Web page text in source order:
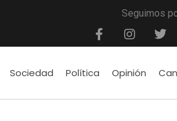
Seguimos
Sociedad Política Opinión